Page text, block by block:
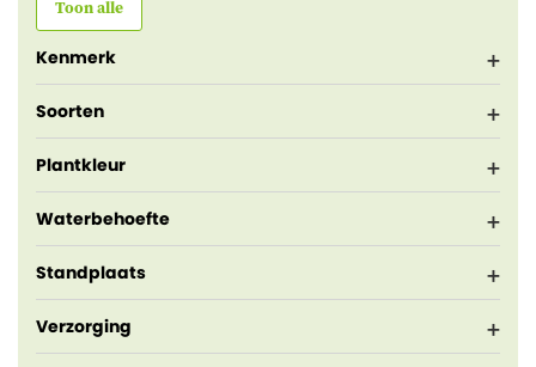
Toon alle
Kenmerk
Soorten
Plantkleur
Waterbehoefte
Standplaats
Verzorging